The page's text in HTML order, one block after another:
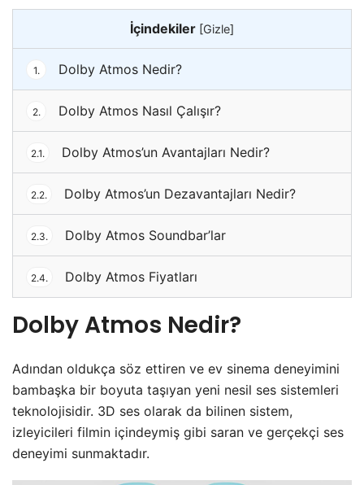
İçindekiler [Gizle]
1. Dolby Atmos Nedir?
2. Dolby Atmos Nasıl Çalışır?
2.1. Dolby Atmos’un Avantajları Nedir?
2.2. Dolby Atmos’un Dezavantajları Nedir?
2.3. Dolby Atmos Soundbar’lar
2.4. Dolby Atmos Fiyatları
Dolby Atmos Nedir?
Adından oldukça söz ettiren ve ev sinema deneyimini
bambaşka bir boyuta taşıyan yeni nesil ses sistemleri
teknolojisidir. 3D ses olarak da bilinen sistem,
izleyicileri filmin içindeymiş gibi saran ve gerçekçi ses
deneyimi sunmaktadır.